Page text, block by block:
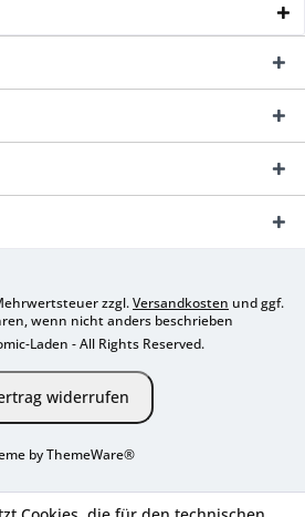
zzgl.Versandkosten und ggf.
wenn nicht anders beschrieben
Laden - All Rights Reserved.
widerrufen
byThemeWare®